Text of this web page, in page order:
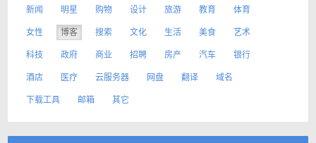
新闻
明星 购物 设计 旅游 教育
体育
女性
博客 搜索 文化 生活 美食
艺术
科技
政府 商业 招聘 房产 汽车
银行
酒店
医疗 云服务器 网盘 翻译
域名
下载工具
邮箱 其它